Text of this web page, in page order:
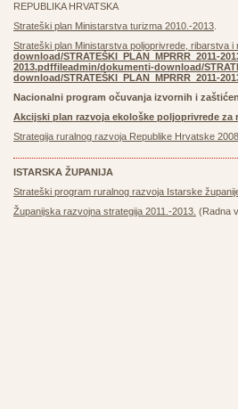
REPUBLIKA HRVATSKA
Strateški plan Ministarstva turizma 2010.-2013
Strateški plan Ministarstva poljoprivrede, ribarstva i
download/STRATEŠKI_PLAN_MPRRR_2011-
2013.pdffileadmin/dokumenti-download/
download/STRATEŠKI_PLAN_MPRRR_2011-
Nacionalni program očuvanja izvornih i
Akcijski plan razvoja ekološke poljoprivrede za
Strategija ruralnog razvoja Republike Hrvatske
ISTARSKA ŽUPANIJA
Strateški program ruralnog razvoja Istarske
Županijska razvojna strategija 2011.-2013. (Radna